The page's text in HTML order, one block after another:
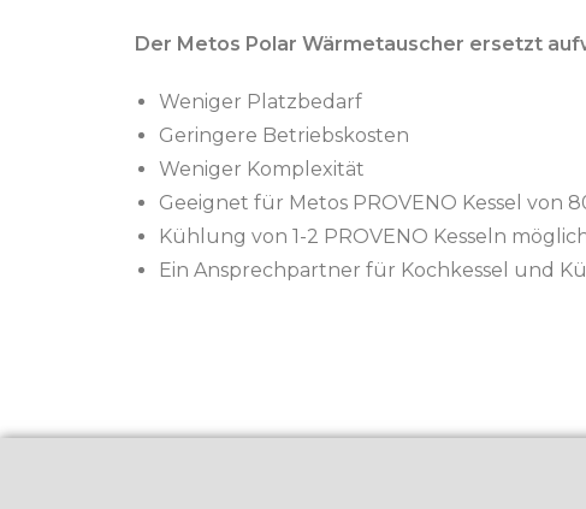
Der Metos Polar Wärmetauscher ersetzt
Weniger Platzbedarf
Geringere Betriebskosten
Weniger Komplexität
Geeignet für Metos PROVENO Kessel von
Kühlung von 1-2 PROVENO Kesseln
Ein Ansprechpartner für Kochkessel und